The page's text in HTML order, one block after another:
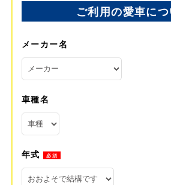
ご利用の愛車に
メーカー名
車種名
年式 必須